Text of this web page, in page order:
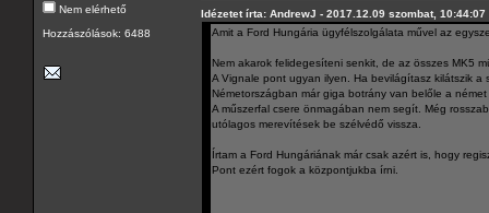
Nem elérhető
Hozzászólások: 6488
Idézetet írta: AndrewJ - 2017.12.09 szombat, 10:44:07
Amit a Ford Hungária ügyfélszolgálata művel az
Nem akarok felidegesíteni senkit, de az összes MK5
A Vignale pont ugyan ilyen. Ha bevilágítasz kilátszik
Németországban már giga botrány van belőle a
A műszerfal csere önmagában nem segít. Még
utólagos merevítések be szélvédő vissza.
Írtam a Ford Hungáriának már csak azért is, hogy
Pont ezért fogok a központjukba írni.